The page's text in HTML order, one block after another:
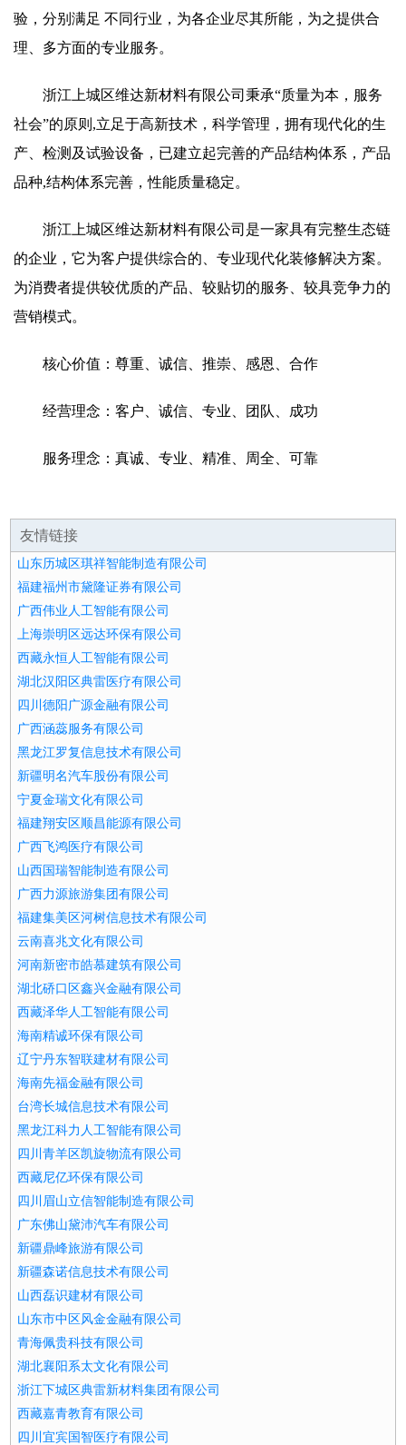
验，分别满足 不同行业，为各企业尽其所能，为之提供合
理、多方面的专业服务。
浙江上城区维达新材料有限公司秉承“质量为本，服务
社会”的原则,立足于高新技术，科学管理，拥有现代化的生
产、检测及试验设备，已建立起完善的产品结构体系，产品
品种,结构体系完善，性能质量稳定。
浙江上城区维达新材料有限公司是一家具有完整生态链
的企业，它为客户提供综合的、专业现代化装修解决方案。
为消费者提供较优质的产品、较贴切的服务、较具竞争力的
营销模式。
核心价值：尊重、诚信、推崇、感恩、合作
经营理念：客户、诚信、专业、团队、成功
服务理念：真诚、专业、精准、周全、可靠
友情链接
山东历城区琪祥智能制造有限公司
福建福州市黛隆证券有限公司
广西伟业人工智能有限公司
上海崇明区远达环保有限公司
西藏永恒人工智能有限公司
湖北汉阳区典雷医疗有限公司
四川德阳广源金融有限公司
广西涵蕊服务有限公司
黑龙江罗复信息技术有限公司
新疆明名汽车股份有限公司
宁夏金瑞文化有限公司
福建翔安区顺昌能源有限公司
广西飞鸿医疗有限公司
山西国瑞智能制造有限公司
广西力源旅游集团有限公司
福建集美区河树信息技术有限公司
云南喜兆文化有限公司
河南新密市皓慕建筑有限公司
湖北硚口区鑫兴金融有限公司
西藏泽华人工智能有限公司
海南精诚环保有限公司
辽宁丹东智联建材有限公司
海南先福金融有限公司
台湾长城信息技术有限公司
黑龙江科力人工智能有限公司
四川青羊区凯旋物流有限公司
西藏尼亿环保有限公司
四川眉山立信智能制造有限公司
广东佛山黛沛汽车有限公司
新疆鼎峰旅游有限公司
新疆森诺信息技术有限公司
山西磊识建材有限公司
山东市中区风金金融有限公司
青海佩贵科技有限公司
湖北襄阳系太文化有限公司
浙江下城区典雷新材料集团有限公司
西藏嘉青教育有限公司
四川宜宾国智医疗有限公司